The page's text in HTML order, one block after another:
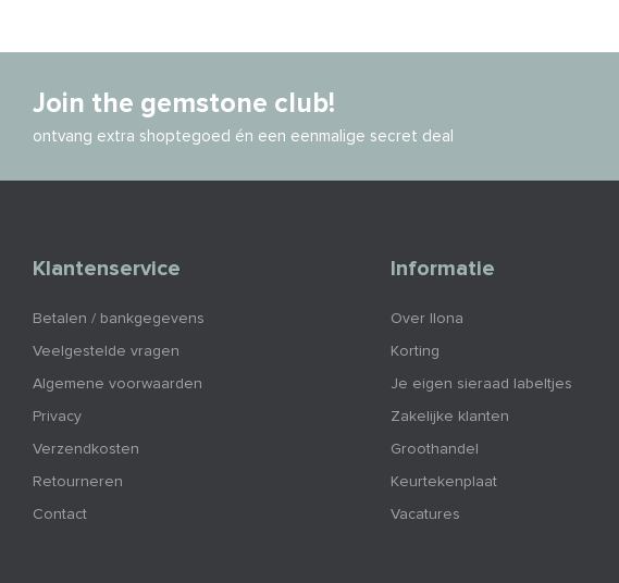
Join the gemstone club!
ontvang extra shoptegoed én een eenmalige secret deal
Klantenservice
Betalen / bankgegevens
Veelgestelde vragen
Algemene voorwaarden
Privacy
Verzendkosten
Retourneren
Contact
Informatie
Over Ilona
Korting
Je eigen sieraad labeltjes
Zakelijke klanten
Groothandel
Keurtekenplaat
Vacatures